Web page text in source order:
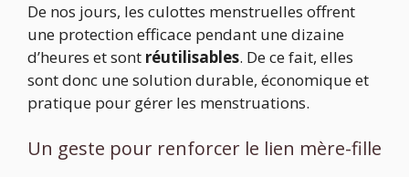
De nos jours, les culottes menstruelles offrent
une protection efficace pendant une dizaine
d’heures et sont réutilisables. De ce fait, elles
sont donc une solution durable, économique et
pratique pour gérer les menstruations.
Un geste pour renforcer le lien mère-fille